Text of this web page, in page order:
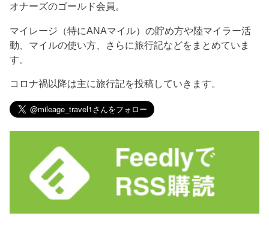
オナーズのゴールド会員。
マイレージ（特にANAマイル）の貯め方や陸マイラー活
動、マイルの使い方、さらに旅行記などをまとめていま
す。
コロナ禍以降は主に旅行記を投稿していきます。